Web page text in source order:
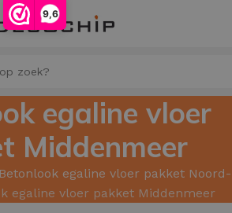
9,6
egaline vloer
Middenmeer
egaline vloer pakket Noord-
egaline vloer pakket Middenmeer